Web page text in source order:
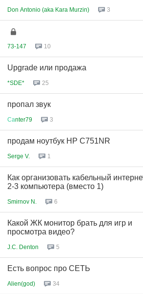
Don Antonio (aka Kara Murzin) 3
73-147 10
Upgrade или продажа
*SDE* 25
пропал звук
Саnter79 3
продам ноутбук HP C751NR
Serge V. 1
Как организовать кабельный
2-3 компьютера (вместо 1)
Smirnov N. 6
Какой ЖК монитор брать для игр и
просмотра видео?
J.C. Denton 5
Есть вопрос про СЕТЬ
Alien(god) 34